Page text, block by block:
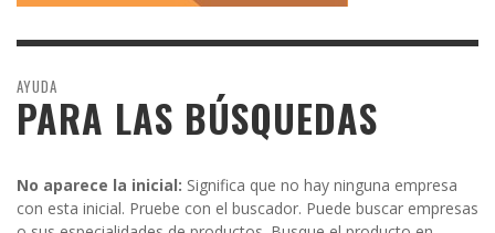
AYUDA
PARA LAS BÚSQUEDAS
No aparece la inicial: Significa que no hay ninguna empresa
con esta inicial. Pruebe con el buscador. Puede buscar empresas